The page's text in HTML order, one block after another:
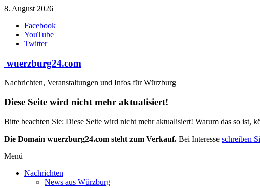
Zum
springen
8. August 2026
Facebook
YouTube
Twitter
wuerzburg24.com
Nachrichten, Veranstaltungen und Infos für Würzburg
Diese Seite wird nicht mehr aktualisiert!
Bitte beachten Sie: Diese Seite wird nicht mehr aktualisiert! Warum das so ist,
Die Domain wuerzburg24.com steht zum Verkauf. Bei Interesse schreiben
Menü
Nachrichten
News aus Würzburg